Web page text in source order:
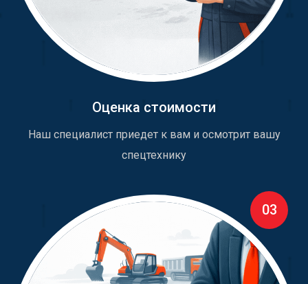
Оценка стоимости
Наш специалист приедет к вам и осмотрит вашу
спецтехнику
03